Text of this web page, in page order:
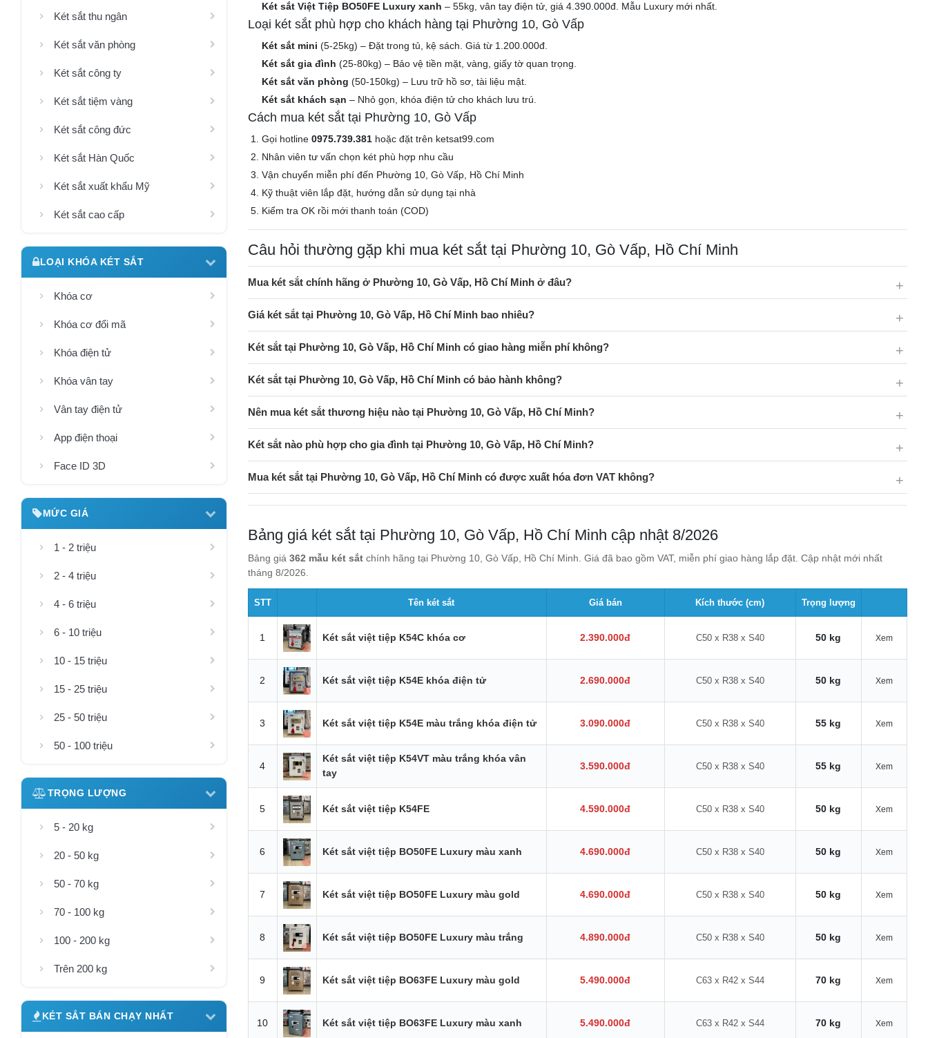
Két sắt thu ngân
Két sắt văn phòng
Két sắt công ty
Két sắt tiệm vàng
Két sắt công đức
Két sắt Hàn Quốc
Két sắt xuất khẩu Mỹ
Két sắt cao cấp
LOẠI KHÓA KÉT SẮT
Khóa cơ
Khóa cơ đổi mã
Khóa điện tử
Khóa vân tay
Vân tay điện tử
App điện thoại
Face ID 3D
MỨC GIÁ
1 - 2 triệu
2 - 4 triệu
4 - 6 triệu
6 - 10 triệu
10 - 15 triệu
15 - 25 triệu
25 - 50 triệu
50 - 100 triệu
TRỌNG LƯỢNG
5 - 20 kg
20 - 50 kg
50 - 70 kg
70 - 100 kg
100 - 200 kg
Trên 200 kg
KÉT SẮT BÁN CHẠY NHẤT
Két sắt Việt Tiệp BO50FE Luxury xanh – 55kg, vân tay điện tử, giá 4.390.000đ. Mẫu Luxury mới nhất.
Loại két sắt phù hợp cho khách hàng tại Phường 10, Gò Vấp
Két sắt mini (5-25kg) – Đặt trong tủ, kệ sách. Giá từ 1.200.000đ.
Két sắt gia đình (25-80kg) – Bảo vệ tiền mặt, vàng, giấy tờ quan trọng.
Két sắt văn phòng (50-150kg) – Lưu trữ hồ sơ, tài liệu mật.
Két sắt khách sạn – Nhỏ gọn, khóa điện tử cho khách lưu trú.
Cách mua két sắt tại Phường 10, Gò Vấp
Gọi hotline 0975.739.381hoặc đặt trên ketsat99.com
Nhân viên tư vấn chọn két phù hợp nhu cầu
Vận chuyển miễn phí đến Phường 10, Gò Vấp, Hồ Chí Minh
Kỹ thuật viên lắp đặt, hướng dẫn sử dụng tại nhà
Kiểm tra OK rồi mới thanh toán (COD)
Câu hỏi thường gặp khi mua két sắt tại Phường 10, Gò Vấp, Hồ Chí Minh
Mua két sắt chính hãng ở Phường 10, Gò Vấp, Hồ Chí Minh ở đâu?
Giá két sắt tại Phường 10, Gò Vấp, Hồ Chí Minh bao nhiêu?
Két sắt tại Phường 10, Gò Vấp, Hồ Chí Minh có giao hàng miễn phí không?
Két sắt tại Phường 10, Gò Vấp, Hồ Chí Minh có bảo hành không?
Nên mua két sắt thương hiệu nào tại Phường 10, Gò Vấp, Hồ Chí Minh?
Két sắt nào phù hợp cho gia đình tại Phường 10, Gò Vấp, Hồ Chí Minh?
Mua két sắt tại Phường 10, Gò Vấp, Hồ Chí Minh có được xuất hóa đơn VAT không?
Bảng giá két sắt tại Phường 10, Gò Vấp, Hồ Chí Minh cập nhật 8/2026
Bảng giá 362 mẫu két sắtchính hãng tại Phường 10, Gò Vấp, Hồ Chí Minh. Giá đã bao gồm VAT, miễn phí giao hàng lắp đặt. Cập nhật mới nhất
tháng 8/2026.
STT Tên két sắt Giá bán Kích thước (cm) Trọng lượng
1 Két sắt việt tiệp K54C khóa cơ 2.390.000đ C50 x R38 x S40 50 kg Xem
2 Két sắt việt tiệp K54E khóa điện tử 2.690.000đ C50 x R38 x S40 50 kg Xem
3 Két sắt việt tiệp K54E màu trắng khóa điện tử 3.090.000đ C50 x R38 x S40 55 kg Xem
4
Két sắt việt tiệp K54VT màu trắng khóa vân
tay
3.590.000đ C50 x R38 x S40 55 kg Xem
5 Két sắt việt tiệp K54FE 4.590.000đ C50 x R38 x S40 50 kg Xem
6 Két sắt việt tiệp BO50FE Luxury màu xanh 4.690.000đ C50 x R38 x S40 50 kg Xem
7 Két sắt việt tiệp BO50FE Luxury màu gold 4.690.000đ C50 x R38 x S40 50 kg Xem
8 Két sắt việt tiệp BO50FE Luxury màu trắng 4.890.000đ C50 x R38 x S40 50 kg Xem
9 Két sắt việt tiệp BO63FE Luxury màu gold 5.490.000đ C63 x R42 x S44 70 kg Xem
10 Két sắt việt tiệp BO63FE Luxury màu xanh 5.490.000đ C63 x R42 x S44 70 kg Xem